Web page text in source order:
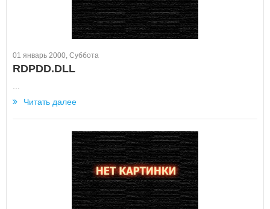
01 январь 2000, Суббота
RDPDD.DLL
Читать далее